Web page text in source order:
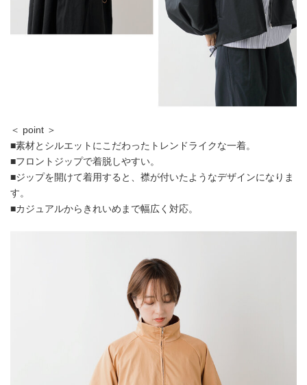
＜ point ＞
■素材とシルエットにこだわったトレンドライクな一着。
■フロントジップで着脱しやすい。
■ジップを開けて着用すると、襟が付いたようなデザインになりま
す。
■カジュアルからきれいめまで幅広く対応。